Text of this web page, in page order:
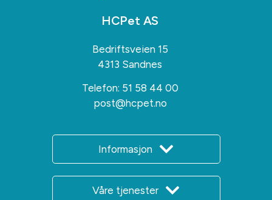
HCPet AS
Bedriftsveien 15
4313 Sandnes
Telefon: 51 58 44 00
post@hcpet.no
Informasjon
Våre tjenester